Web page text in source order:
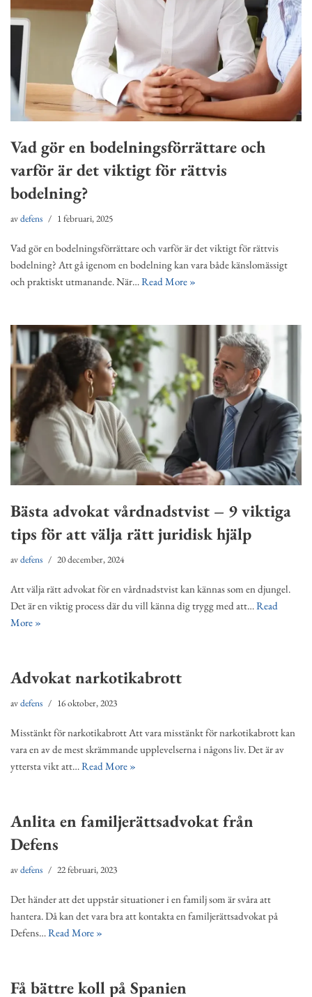
Vad gör en bodelningsförrättare och
varför är det viktigt för rättvis
bodelning?
avdefens 1 februari, 2025
Vad gör en bodelningsförrättare och varför är det viktigt för rättvis
bodelning? Att gå igenom en bodelning kan vara både känslomässigt
och praktiskt utmanande. När…Read More »
Bästa advokat vårdnadstvist – 9 viktiga
tips för att välja rätt juridisk hjälp
avdefens 20 december, 2024
Att välja rätt advokat för en vårdnadstvist kan kännas som en djungel.
Det är en viktig process där du vill känna dig trygg med att…Read
More »
Advokat narkotikabrott
avdefens 16 oktober, 2023
Misstänkt för narkotikabrott Att vara misstänkt för narkotikabrott kan
vara en av de mest skrämmande upplevelserna i någons liv. Det är av
yttersta vikt att…Read More »
Anlita en familjerättsadvokat från
Defens
avdefens 22 februari, 2023
Det händer att det uppstår situationer i en familj som är svåra att
hantera. Då kan det vara bra att kontakta en familjerättsadvokat på
Defens…Read More »
Få bättre koll på Spanien